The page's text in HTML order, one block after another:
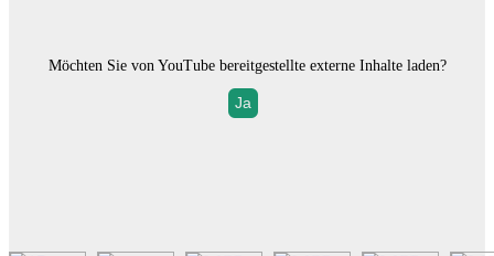
Möchten Sie von YouTubebereitgestellte externe Inhalte laden?
Ja